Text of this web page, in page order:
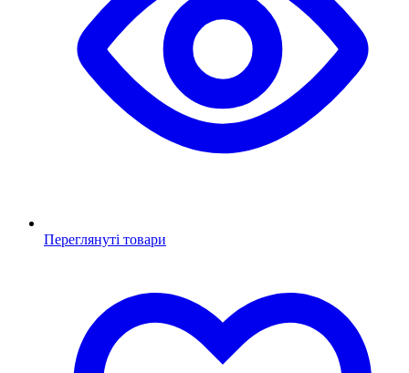
Переглянуті товари